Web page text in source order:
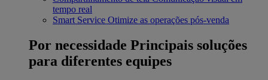
tempo real
Smart Service Otimize as operações pós-venda
Por necessidade Principais soluções
para diferentes equipes